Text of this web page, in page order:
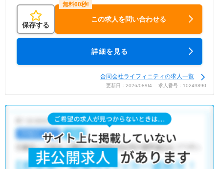
保存する
この求人を問い合わせる
詳細を見る
合同会社ライフィニティの求人一覧
更新日：2026/08/04 求人番号：10249890